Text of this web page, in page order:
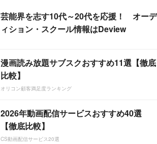
芸能界を志す10代～20代を応援！ オーデ
ィション・スクール情報はDeview
漫画読み放題サブスクおすすめ11選【徹底
比較】
オリコン顧客満足度ランキング
2026年動画配信サービスおすすめ40選
【徹底比較】
CS動画配信サービス20選